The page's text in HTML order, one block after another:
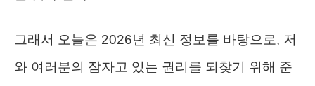
그래서 오늘은 2026년 최신 정보를 바탕으로, 저
와 여러분의 잠자고 있는 권리를 되찾기 위해 준